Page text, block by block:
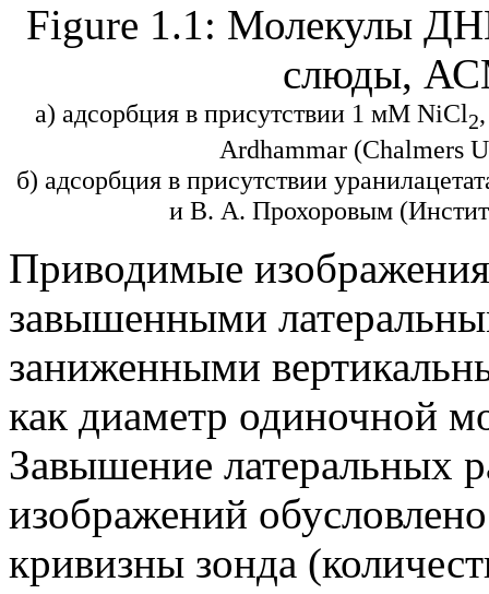
Figure 1.1: Молекулы
слюды,
а) адсорбция в присутствии 1 мМ NiCl2
Ardhammar (Chalmers
б) адсорбция в присутствии
и В. А. Прохоровым
Приводимые
завышенными
заниженными
как диаметр одиночной
Завышение латеральных
изображений
кривизны зонда